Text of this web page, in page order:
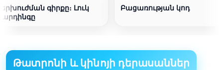
գիրքը։ Լուկ
Բացառության կոդ
Թատրոնի և կինոյի դերասաններ